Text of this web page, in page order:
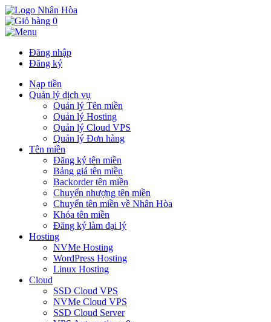
0
Đăng nhập
Đăng ký
Nạp tiền
Quản lý dịch vụ
Quản lý Tên miền
Quản lý Hosting
Quản lý Cloud VPS
Quản lý Đơn hàng
Tên miền
Đăng ký tên miền
Bảng giá tên miền
Backorder tên miền
Chuyển nhượng tên miền
Chuyển tên miền về Nhân Hòa
Khóa tên miền
Đăng ký làm đại lý
Hosting
NVMe Hosting
WordPress Hosting
Linux Hosting
Cloud
SSD Cloud VPS
NVMe Cloud VPS
SSD Cloud Server